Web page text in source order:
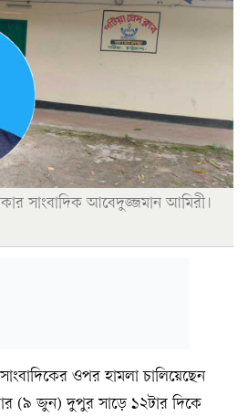
সাংবাদিক আবেদুজ্জমান আমিরী।
সাংবাদিকের ওপর হামলা চালিয়েছেন
(৯ জুন) দুপুর সাড়ে ১২টার দিকে